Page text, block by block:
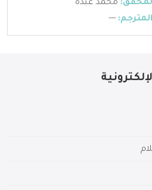
محمد عبده
---